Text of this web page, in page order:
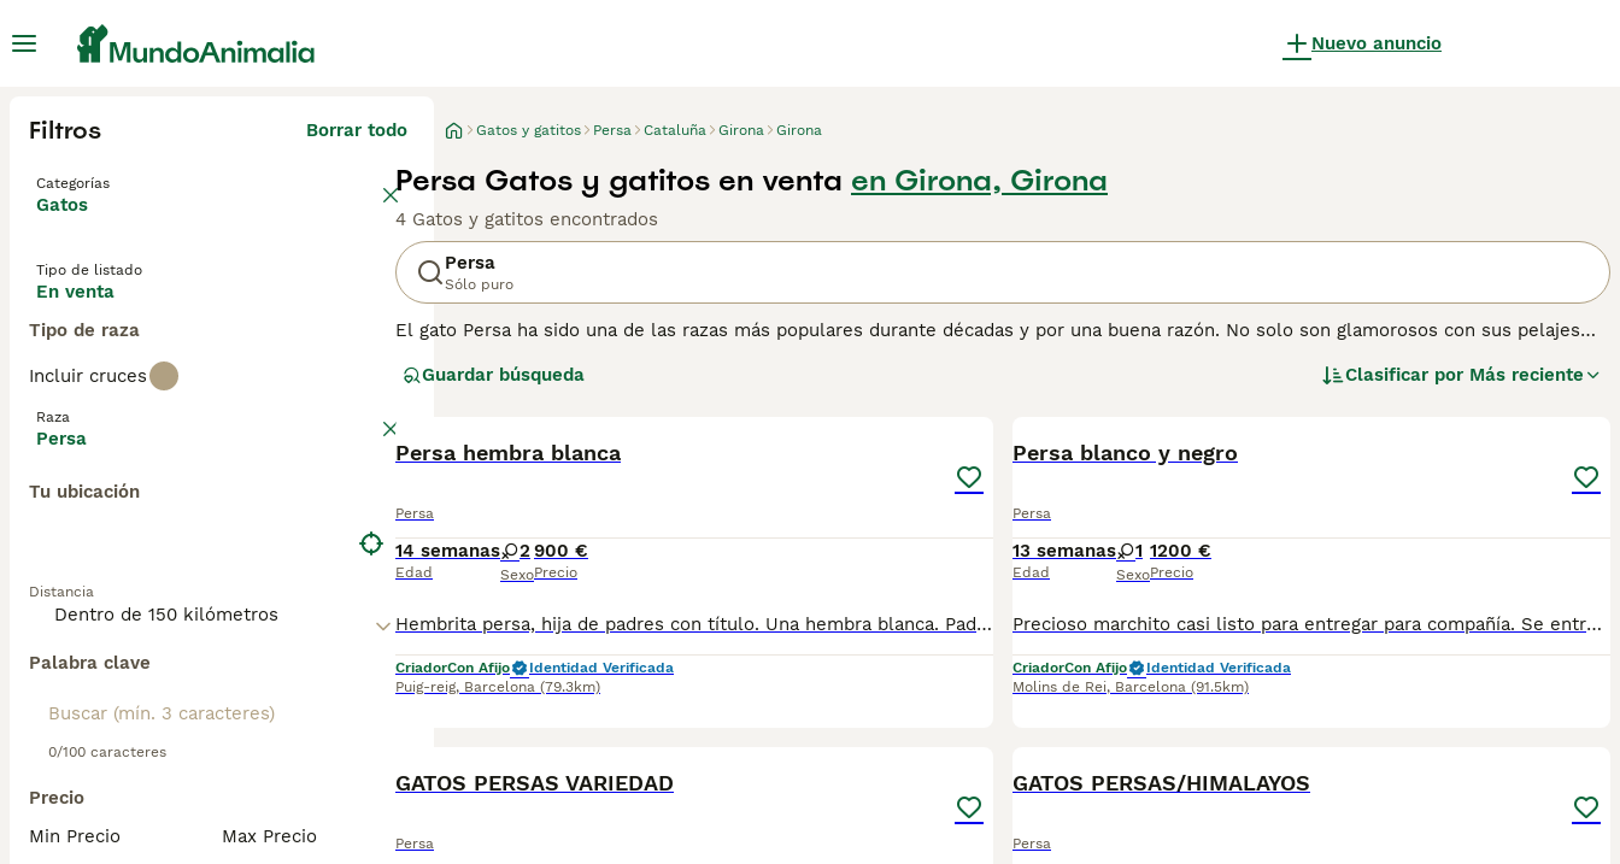
Nuevo anuncio
Filtros Borrar todo
Categorías
Gatos
Tipo de listado
En venta
Tipo de raza
Incluir cruces
Raza
Persa
Tu ubicación
Distancia
Palabra clave
0/100 caracteres
Precio
Min Precio
Max Precio
Gatos y gatitos Persa Cataluña Girona Girona
Persa Gatos y gatitos en venta en Girona, Girona
4 Gatos y gatitos encontrados
Persa
Sólo puro
El gato Persa ha sido una de las razas más populares durante décadas y por una buena razón. No solo son glamorosos con sus pelajes
muy inteligentes, pues les gusta pensar en las cosas antes de actuar. Los gatos Persas tienen los ojos maravillosamente expresivos, una
siendo muy populares en España como compañeros y mascotas.
para obtener información sobre esta raza de gato.
Guardar búsqueda Clasificar por Más reciente
Persa hembra blanca
Persa
14 semanas
Edad
2
Sexo
900 €
Precio
Hembrita persa, hija de padres con título. Una hembra blanca. Padres testados clínicamente de Fiv/Felv, leucemia y PKD (negativos: serologia del 01/06/26). Bebé testado y negativo en Fiv\felv, herpesvirus y calcivirus a la fecha. Todas las vacunas al dia. Independiente: come sola comida sólida y usa arenero. Criada libres de jaulas, en nucleo cerrado y en constante contacto con nosotros (familia con niños). Todos nuestros gatos están Acostumbrados al aseo diario y al baño/agua. Extremadamente cariñosa. Excelente pelaje, cola corta, extremas y orejas pequeñas. Nacida en Mayo/26: tiene 4 meses; ya puede salir de casa (no entregamos antes, por salud y defensas de los bebés). Se entrega con: cartilla veterinaria, todas las vacunas, desparasitados, certificado de salud previa salida, serologias negativas de los padres, sin enfermedades genéticas, contrato, pedigrí (opcional), transportin y pack de acogida a la nueva familia. Entrega a la nueva familia sin transporte compartido y organizado por el Cattery. Nucleo zoológico C2023008. Perfil Facebook, Instagram: Anhuaga d’Maison. Agradeceria contactar por WhatsApp para ampliar información: 608721533.
CriadorCon Afijo
Identidad Verificada
Puig-reig, Barcelona (79.3km)
Persa blanco y negro
Persa
13 semanas
Edad
1
Sexo
1200 €
Precio
Precioso marchito casi listo para entregar para compañía. Se entrega castrado con su registro de pedigre CFA.
CriadorCon Afijo
Identidad Verificada
Molins de Rei, Barcelona (91.5km)
GATOS PERSAS VARIEDAD
Persa
GATOS PERSAS/HIMALAYOS
Persa